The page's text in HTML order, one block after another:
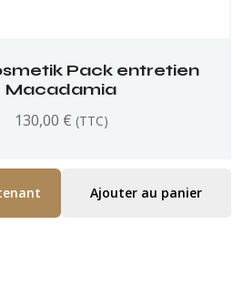
Pack entretien
Macadamia
130,00 € (TTC)
Ajouter au panier